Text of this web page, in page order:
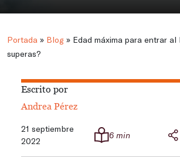
Portada » Blog » Edad máxima para entrar al
superas?
Escrito por
Andrea Pérez
21 septiembre
2022
6 min